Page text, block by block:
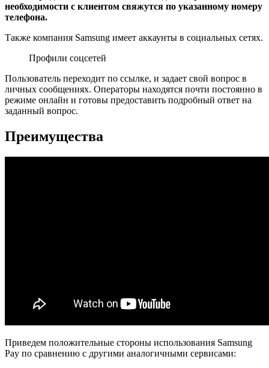
необходимости с клиентом свяжутся по указанному номеру
телефона.
Также компания Samsung имеет аккаунты в социальных сетях.
Профили соцсетей
Пользователь переходит по ссылке, и задает свой вопрос в
личных сообщениях. Операторы находятся почти постоянно в
режиме онлайн и готовы предоставить подробный ответ на
заданный вопрос.
Преимущества
Приведем положительные стороны использования Samsung
Pay по сравнению с другими аналогичными сервисами: